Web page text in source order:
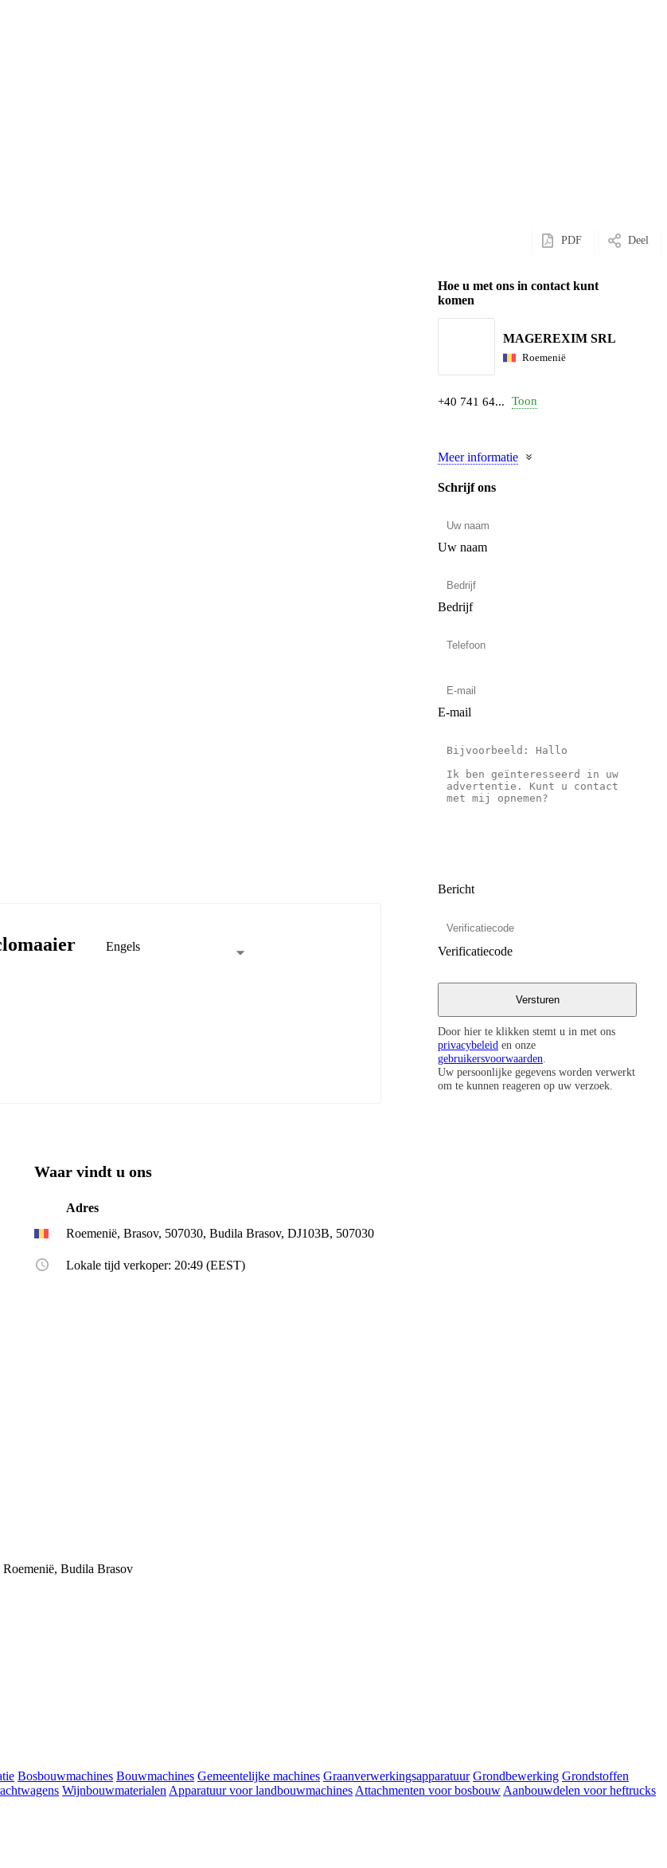
PDF Deel
Engels
Hoe u met ons in contact kunt
komen
MAGEREXIM SRL
Roemenië
+40 741 64... Toon
Meer informatie
Schrijf ons
Uw naam
Bedrijf
E-mail
Bericht
Verificatiecode
Door hier te klikken stemt u in met ons
privacybeleid en onze
gebruikersvoorwaarden
Uw persoonlijke gegevens worden verwerkt
om te kunnen reageren op uw verzoek.
Waar vindt u ons
Adres
Roemenië, Brasov, 507030, Budila Brasov, DJ103B, 507030
Lokale tijd verkoper: 20:49 (EEST)
Roemenië, Budila Brasov
Bosbouwmachines Bouwmachines Gemeentelijke machines Graanverwerkingsapparatuur Grondbewerking Grondstoffen
Wijnbouwmaterialen Apparatuur voor landbouwmachines Attachmenten voor bosbouw Aanbouwdelen voor heftrucks